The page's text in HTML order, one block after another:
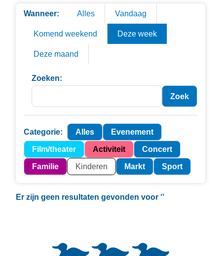
Wanneer: Alles Vandaag
Komend weekend Deze week
Deze maand
Zoeken:
Categorie: Alles Evenement
Film/theater Activiteit Concert
Familie Kinderen Markt Sport
Er zijn geen resultaten gevonden voor ‘’